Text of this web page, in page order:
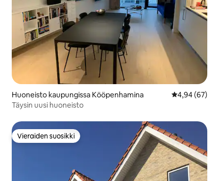
Huoneisto kaupungissa Kööpenhamina
4,94 (67)
Täysin uusi huoneisto
Vieraiden suosikki
Vieraiden suosikki